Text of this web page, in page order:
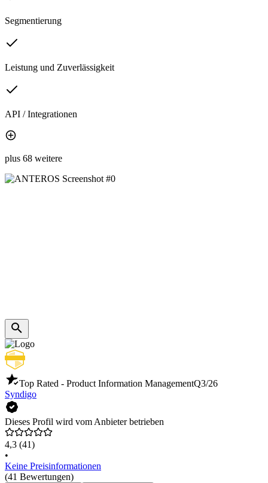
Segmentierung
Leistung und Zuverlässigkeit
API / Integrationen
plus 68 weitere
Top Rated - Product Information ManagementQ3/26
Syndigo
Dieses Profil wird vom Anbieter betrieben
4,3 (41)
•
Keine Preisinformationen
(41 Bewertungen)